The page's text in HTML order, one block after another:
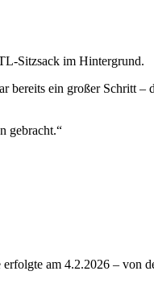
ein großer Schritt
gebracht.“
am 4.2.2026 – von